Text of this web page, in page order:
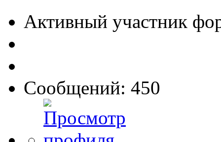
Активный участник
Сообщений: 450